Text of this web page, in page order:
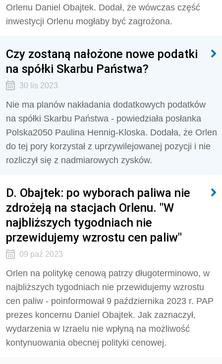
Orlenu Daniel Obajtek. Dodał, że wówczas część
inwestycji Orlenu mogłaby być zagrożona.
Czy zostaną nałożone nowe podatki
na spółki Skarbu Państwa?
30 lis 2023
Nie ma planów nakładania dodatkowych podatków
na spółki Skarbu Państwa - powiedziała posłanka
Polska2050 Paulina Hennig-Kloska. Dodała, że Orlen
do tej pory korzystał z uprzywilejowanej pozycji i nie
rozliczył się z nadmiarowych zysków.
D. Obajtek: po wyborach paliwa nie
zdrożeją na stacjach Orlenu. "W
najbliższych tygodniach nie
przewidujemy wzrostu cen paliw"
09 paź 2023
Orlen na politykę cenową patrzy długoterminowo, w
najbliższych tygodniach nie przewidujemy wzrostu
cen paliw - poinformował 9 października 2023 r. PAP
prezes koncernu Daniel Obajtek. Jak zaznaczył,
wydarzenia w Izraelu nie wpłyną na możliwość
kontynuowania obecnej polityki cenowej.